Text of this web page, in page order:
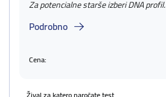
Za potencialne starše izberi DNA profil.
Podrobno
Cena: